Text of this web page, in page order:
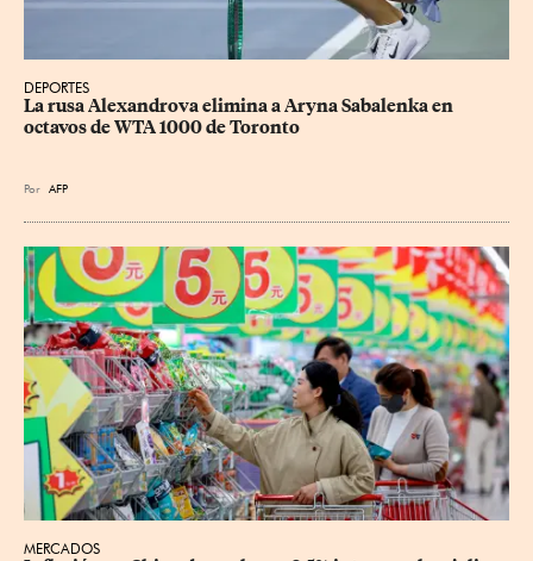
DEPORTES
La rusa Alexandrova elimina a Aryna Sabalenka en
octavos de WTA 1000 de Toronto
Por AFP
MERCADOS